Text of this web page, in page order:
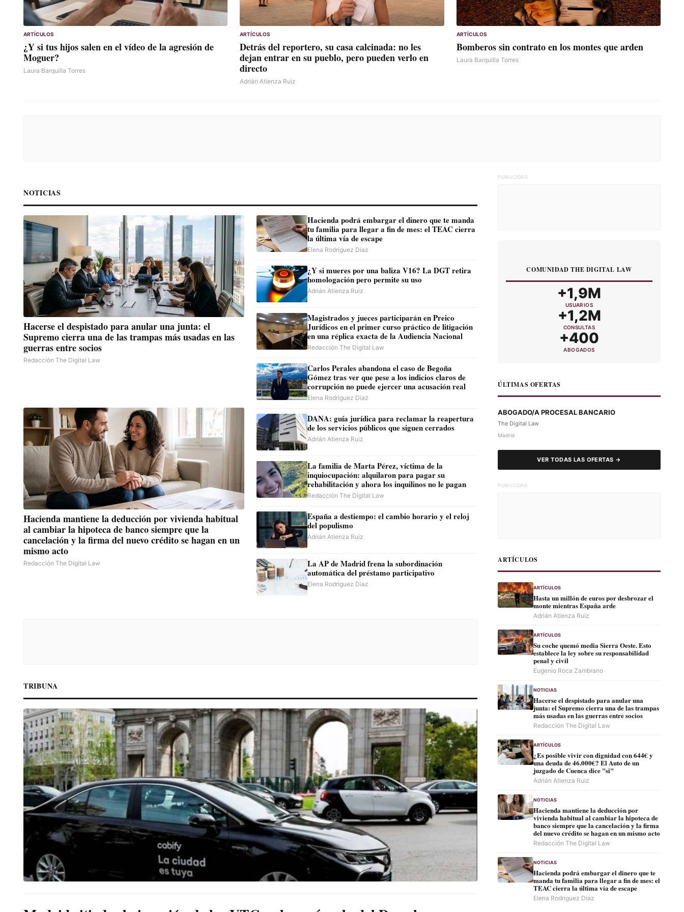
ARTÍCULOS
¿Y si tus hijos salen en el vídeo de la agresión de
Moguer?
Laura Barquilla Torres
ARTÍCULOS
Detrás del reportero, su casa calcinada: no les
dejan entrar en su pueblo, pero pueden verlo en
directo
Adrián Atienza Ruiz
ARTÍCULOS
Bomberos sin contrato en los montes que arden
Laura Barquilla Torres
NOTICIAS
Hacerse el despistado para anular una junta: el
Supremo cierra una de las trampas más usadas en las
guerras entre socios
Redacción The Digital Law
Hacienda mantiene la deducción por vivienda habitual
al cambiar la hipoteca de banco siempre que la
cancelación y la firma del nuevo crédito se hagan en un
mismo acto
Redacción The Digital Law
Hacienda podrá embargar el dinero que te manda
tu familia para llegar a fin de mes: el TEAC cierra
la última vía de escape
Elena Rodriguez Diaz
¿Y si mueres por una baliza V16? La DGT retira
homologación pero permite su uso
Adrián Atienza Ruiz
Magistrados y jueces participarán en Preico
Jurídicos en el primer curso práctico de litigación
en una réplica exacta de la Audiencia Nacional
Redacción The Digital Law
Carlos Perales abandona el caso de Begoña
Gómez tras ver que pese a los indicios claros de
corrupción no puede ejercer una acusación real
Elena Rodriguez Diaz
DANA: guía jurídica para reclamar la reapertura
de los servicios públicos que siguen cerrados
Adrián Atienza Ruiz
La familia de Marta Pérez, víctima de la
inquiocupación: alquilaron para pagar su
rehabilitación y ahora los inquilinos no le pagan
Redacción The Digital Law
España a destiempo: el cambio horario y el reloj
del populismo
Adrián Atienza Ruiz
La AP de Madrid frena la subordinación
automática del préstamo participativo
Elena Rodriguez Diaz
TRIBUNA
PUBLICIDAD
COMUNIDAD THE DIGITAL LAW
+1,9M
USUARIOS
+1,2M
CONSULTAS
+400
ABOGADOS
ÚLTIMAS OFERTAS
ABOGADO/A PROCESAL BANCARIO
The Digital Law
Madrid
VER TODAS LAS OFERTAS →
PUBLICIDAD
ARTÍCULOS
ARTÍCULOS
Hasta un millón de euros por desbrozar el
monte mientras España arde
Adrián Atienza Ruiz
ARTÍCULOS
Su coche quemó media Sierra Oeste. Esto
establece la ley sobre su responsabilidad
penal y civil
Eugenio Roca Zambrano
NOTICIAS
Hacerse el despistado para anular una
junta: el Supremo cierra una de las trampas
más usadas en las guerras entre socios
Redacción The Digital Law
ARTÍCULOS
¿Es posible vivir con dignidad con 644€ y
una deuda de 46.000€? El Auto de un
juzgado de Cuenca dice "si"
Adrián Atienza Ruiz
NOTICIAS
Hacienda mantiene la deducción por
vivienda habitual al cambiar la hipoteca de
banco siempre que la cancelación y la firma
del nuevo crédito se hagan en un mismo acto
Redacción The Digital Law
NOTICIAS
Hacienda podrá embargar el dinero que te
manda tu familia para llegar a fin de mes: el
TEAC cierra la última vía de escape
Elena Rodriguez Diaz